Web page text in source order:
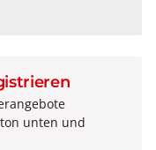
unten und